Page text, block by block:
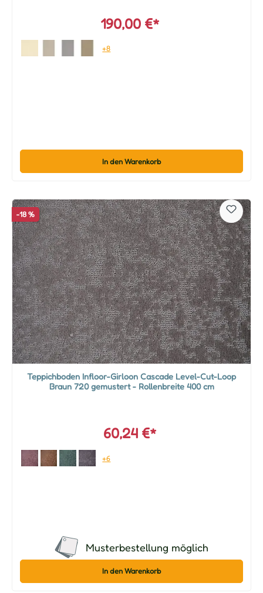
190,00 €*
+8
In den Warenkorb
-18 %
Teppichboden Infloor-Girloon Cascade Level-Cut-Loop
Braun 720 gemustert - Rollenbreite 400 cm
60,24 €*
+6
Musterbestellung möglich
In den Warenkorb